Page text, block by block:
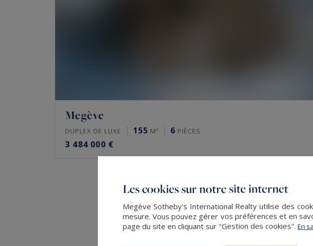
Megève
DUPLEX DE LUXE 155 M² 6 PIÈCES
3 484 000 €
Les cookies sur notre site internet
Megève Sotheby's International Realty utilise des
mesure. Vous pouvez gérer vos préférences et en
page du site en cliquant sur "Gestion des cookies". En